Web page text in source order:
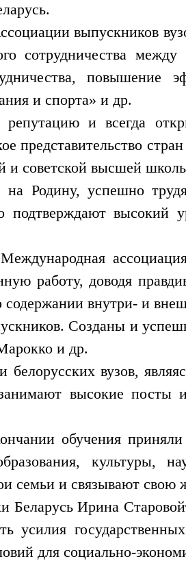
выпускников
сотрудничества
повышение
и спорта» и др.
и всегда
и советской высшей
Родину, успешно
высокий
работу, доводя
внутри- и
Созданы и
и др.
вузов,
высокие
обучения
культуры,
семьи и связывают свою
Беларусь Ирина
усилия
для социально-